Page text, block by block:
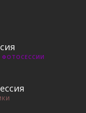
ФОТОСЕССИИ